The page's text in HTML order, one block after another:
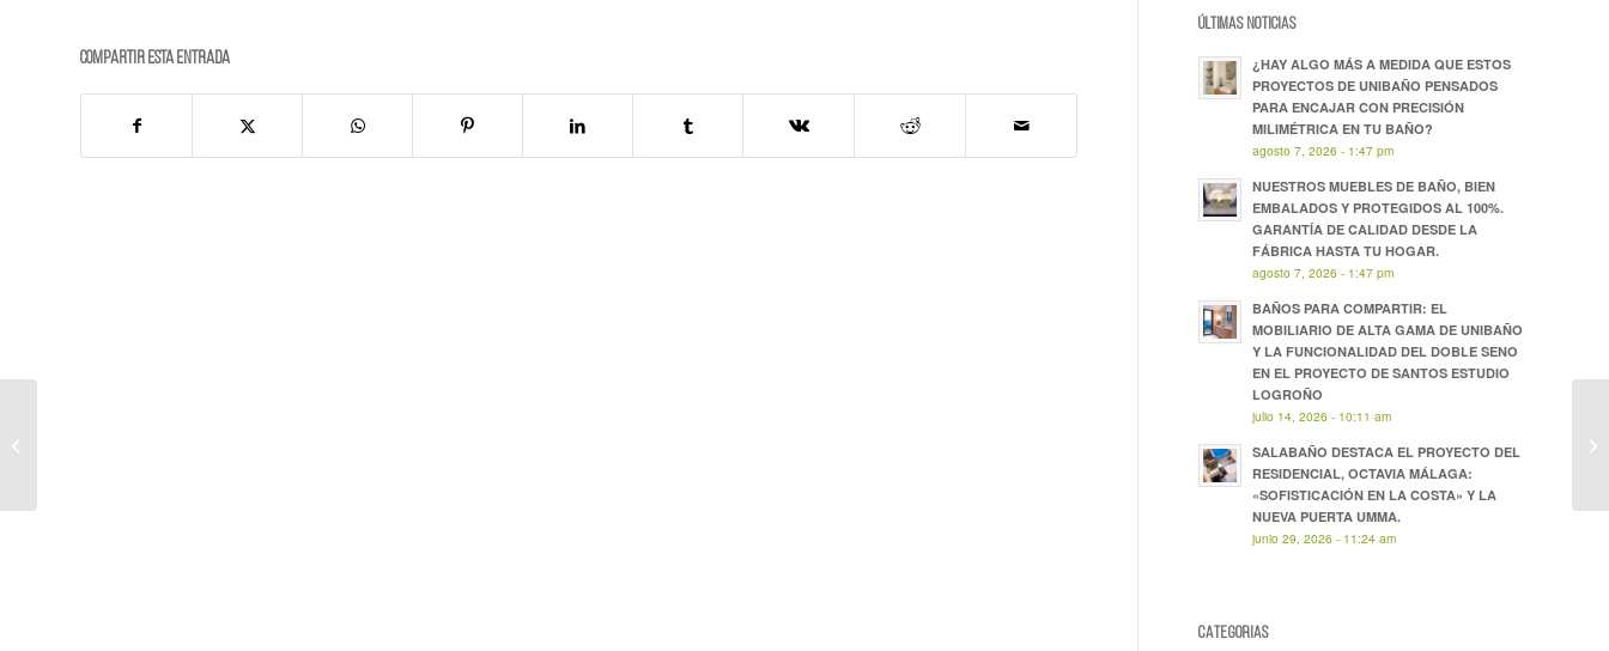
Compartir esta entrada
ÚLTIMAS NOTICIAS
¿HAY ALGO MÁS A MEDIDA QUE ESTOS
PROYECTOS DE UNIBAÑO PENSADOS
PARA ENCAJAR CON PRECISIÓN
MILIMÉTRICA EN TU BAÑO?
agosto 7, 2026 - 1:47 pm
NUESTROS MUEBLES DE BAÑO, BIEN
EMBALADOS Y PROTEGIDOS AL 100%.
GARANTÍA DE CALIDAD DESDE LA
FÁBRICA HASTA TU HOGAR.
agosto 7, 2026 - 1:47 pm
BAÑOS PARA COMPARTIR: EL
MOBILIARIO DE ALTA GAMA DE UNIBAÑO
Y LA FUNCIONALIDAD DEL DOBLE SENO
EN EL PROYECTO DE SANTOS ESTUDIO
LOGROÑO
julio 14, 2026 - 10:11 am
SALABAÑO DESTACA EL PROYECTO DEL
RESIDENCIAL, OCTAVIA MÁLAGA:
«SOFISTICACIÓN EN LA COSTA» Y LA
NUEVA PUERTA UMMA.
junio 29, 2026 - 11:24 am
CATEGORIAS